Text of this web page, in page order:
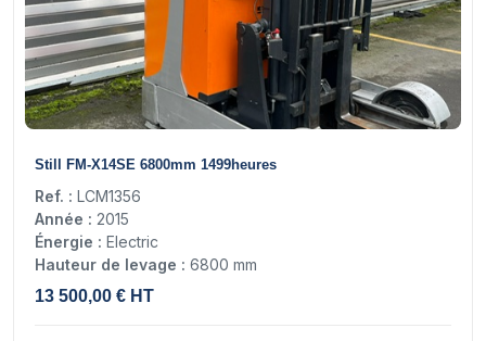
Still FM-X14SE 6800mm 1499heures
Ref. : LCM1356
Année : 2015
Énergie : Electric
Hauteur de levage : 6800 mm
13 500,00 € HT